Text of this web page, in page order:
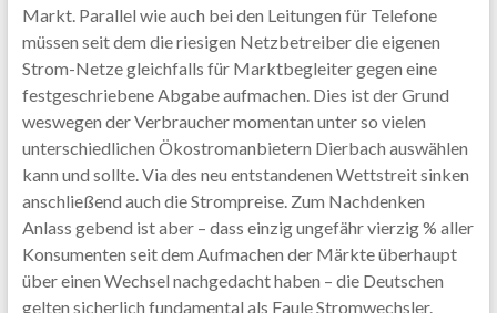
Markt. Parallel wie auch bei den Leitungen für Telefone
müssen seit dem die riesigen Netzbetreiber die eigenen
Strom-Netze gleichfalls für Marktbegleiter gegen eine
festgeschriebene Abgabe aufmachen. Dies ist der Grund
weswegen der Verbraucher momentan unter so vielen
unterschiedlichen Ökostromanbietern Dierbach auswählen
kann und sollte. Via des neu entstandenen Wettstreit sinken
anschließend auch die Strompreise. Zum Nachdenken
Anlass gebend ist aber – dass einzig ungefähr vierzig % aller
Konsumenten seit dem Aufmachen der Märkte überhaupt
über einen Wechsel nachgedacht haben – die Deutschen
gelten sicherlich fundamental als Faule Stromwechsler.